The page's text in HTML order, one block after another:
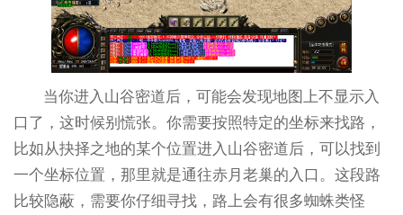
当你进入山谷密道后，可能会发现地图上不显示入
口了，这时候别慌张。你需要按照特定的坐标来找路，
比如从抉择之地的某个位置进入山谷密道后，可以找到
一个坐标位置，那里就是通往赤月老巢的入口。这段路
比较隐蔽，需要你仔细寻找，路上会有很多蜘蛛类怪